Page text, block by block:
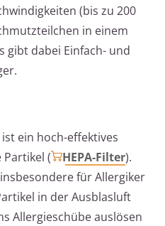
(bis zu 200
in einem
gibt dabei Einfach- und
ein hoch-effektives
(
HEPA-Filter).
für Allergiker
in der Ausblasluft
Allergieschübe auslösen